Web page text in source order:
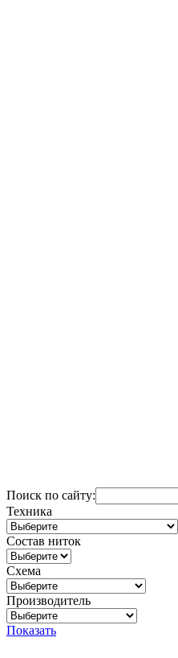
Поиск по сайту:
Техника
Состав ниток
Схема
Производитель
Показать